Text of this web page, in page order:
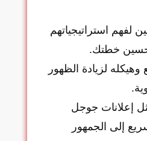
لفهم استراتيجياتهم
خطتك.
لزيادة الظهور
إعلانات جوجل
إلى الجمهور